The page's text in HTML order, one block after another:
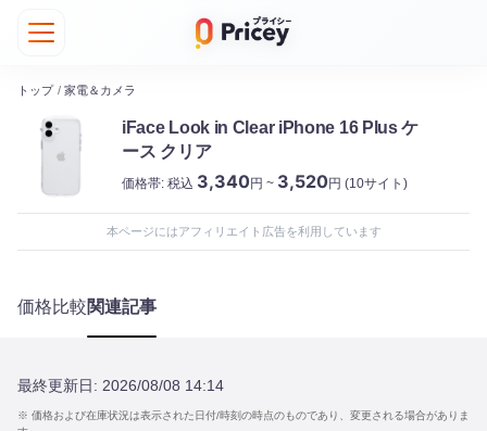
トップ / 家電＆カメラ
iFace Look in Clear iPhone 16 Plus ケ
ース クリア
価格帯: 税込 3,340円 ~ 3,520円 (10サイト)
本ページにはアフィリエイト広告を利用しています
価格比較関連記事
最終更新日: 2026/08/08 14:14
※ 価格および在庫状況は表示された日付/時刻の時点のものであり、変更される場合がありま